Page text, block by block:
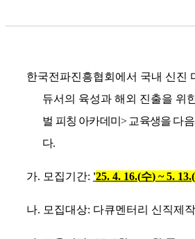
한국전파진흥협회에서 국내 신진
듀서의 육성과 해외 진출을 위
벌 피칭 아카데미 > 교육생을 다
다.
가. 모집기간: '25. 4. 16.(수) ~ 5. 13.(
나. 모집대상: 다큐멘터리 신직제